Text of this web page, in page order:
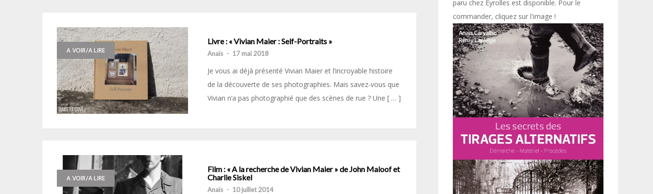
A VOIR/A LIRE
Livre : « Vivian Maier : Self-Portraits »
Anaïs - 17 mai 2018
Je vous ai déjà présenté Vivian Maier et l’incroyable histoire
de la découverte de ses photographies. Mais savez-vous que
Vivian n’a pas photographié que des scènes de rue ? Une [ … ]
A VOIR/A LIRE
Film : « A la recherche de Vivian Maier » de John Maloof et
Charlie Siskel
Anaïs - 10 juillet 2014
paru chez Eyrolles est disponible. Pour le
commander, cliquez sur l'image !